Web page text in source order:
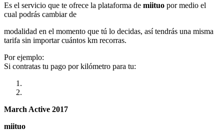
Es el servicio que te ofrece la plataforma de miituo por medio el
cual podrás cambiar de
modalidad en el momento que tú lo decidas, así tendrás una misma
tarifa sin importar cuántos km recorras.
Por ejemplo:
Si contratas tu pago por kilómetro para tu:
March Active 2017
miituo